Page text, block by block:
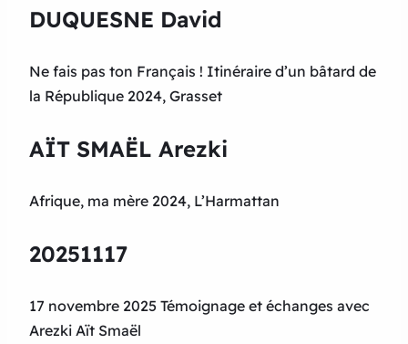
DUQUESNE David
Ne fais pas ton Français ! Itinéraire d’un bâtard de
la République 2024, Grasset
AÏT SMAËL Arezki
Afrique, ma mère 2024, L’Harmattan
20251117
17 novembre 2025 Témoignage et échanges avec
Arezki Aït Smaël